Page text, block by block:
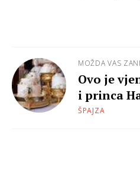
MOŽDA VAS
Ovo je
i princa
ŠPAJZA